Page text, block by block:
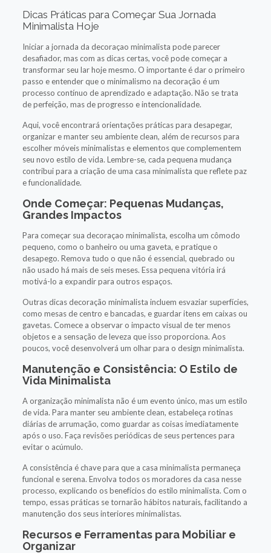
Dicas Práticas para Começar Sua Jornada
Minimalista Hoje
Iniciar a jornada da decoraçao minimalista pode parecer
desafiador, mas com as dicas certas, você pode começar a
transformar seu lar hoje mesmo. O importante é dar o primeiro
passo e entender que o minimalismo na decoração é um
processo contínuo de aprendizado e adaptação. Não se trata
de perfeição, mas de progresso e intencionalidade.
Aqui, você encontrará orientações práticas para desapegar,
organizar e manter seu ambiente clean, além de recursos para
escolher móveis minimalistas e elementos que complementem
seu novo estilo de vida. Lembre-se, cada pequena mudança
contribui para a criação de uma casa minimalista que reflete paz
e funcionalidade.
Onde Começar: Pequenas Mudanças,
Grandes Impactos
Para começar sua decoraçao minimalista, escolha um cômodo
pequeno, como o banheiro ou uma gaveta, e pratique o
desapego. Remova tudo o que não é essencial, quebrado ou
não usado há mais de seis meses. Essa pequena vitória irá
motivá-lo a expandir para outros espaços.
Outras dicas decoração minimalista incluem esvaziar superfícies,
como mesas de centro e bancadas, e guardar itens em caixas ou
gavetas. Comece a observar o impacto visual de ter menos
objetos e a sensação de leveza que isso proporciona. Aos
poucos, você desenvolverá um olhar para o design minimalista.
Manutenção e Consistência: O Estilo de
Vida Minimalista
A organização minimalista não é um evento único, mas um estilo
de vida. Para manter seu ambiente clean, estabeleça rotinas
diárias de arrumação, como guardar as coisas imediatamente
após o uso. Faça revisões periódicas de seus pertences para
evitar o acúmulo.
A consistência é chave para que a casa minimalista permaneça
funcional e serena. Envolva todos os moradores da casa nesse
processo, explicando os benefícios do estilo minimalista. Com o
tempo, essas práticas se tornarão hábitos naturais, facilitando a
manutenção dos seus interiores minimalistas.
Recursos e Ferramentas para Mobiliar e
Organizar